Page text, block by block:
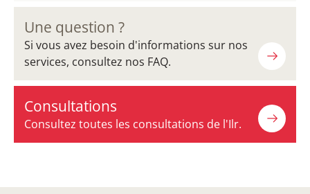
Une question ?
Si vous avez besoin d'informations sur nos
services, consultez nos FAQ.
Consultations
Consultez toutes les consultations de l'Ilr.